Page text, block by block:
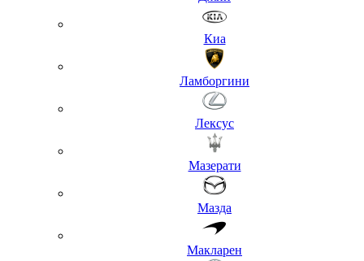
Киа
Ламборгини
Лексус
Мазерати
Мазда
Макларен